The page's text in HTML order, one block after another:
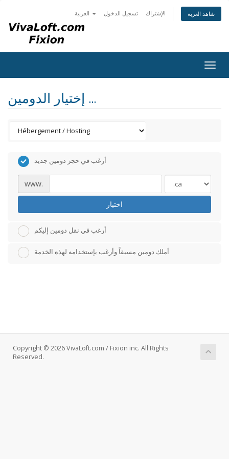
تسجيل الدخول الإشتراك شاهد العربة
إختيار الدومين ...
أرغب في حجز دومين جديد
www.
اختيار
أرغب في نقل دومين إليكم
أملك دومين مسبقاً وأرغب بإستخدامه لهذه الخدمة
Copyright © 2026 VivaLoft.com / Fixion inc. All Rights
Reserved.